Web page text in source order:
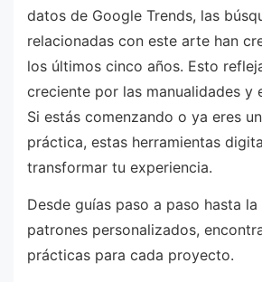
datos de Google Trends, las
relacionadas con este arte han
los últimos cinco años. Esto
creciente por las manualidades y
Si estás comenzando o ya eres
práctica, estas herramientas
transformar tu experiencia.
Desde guías paso a paso hasta
patrones personalizados,
prácticas para cada proyecto.